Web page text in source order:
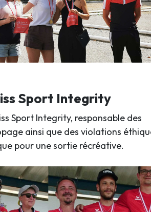
Sport Integrity
Sport Integrity, responsable des
ainsi que des violations
pour une sortie récréative.